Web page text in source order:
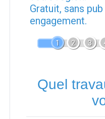
Gratuit, sans
engagement.
1 2 3
Quel